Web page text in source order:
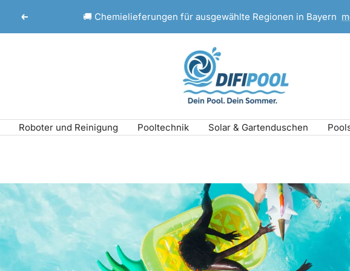
Zurück 🚚 Chemielieferungen für ausgewählte Regionen in Bayern
Pool
Roboter und Reinigung Pooltechnik Solar & Gartenduschen